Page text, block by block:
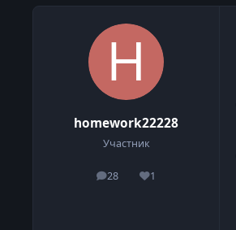
homework22228
Участник
28
сообщения
1
Репутация